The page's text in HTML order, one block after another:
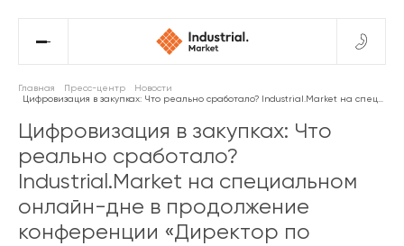
Главная Пресс-центр
Новости
Цифровизация в закупках: Что реально сработало? Industrial.Market на специальном онлайн-дне в продолжение конференции «Директор по закупкам 2024»
Цифровизация в закупках: Что
реально сработало?
Industrial.Market на специальном
онлайн-дне в продолжение
конференции «Директор по